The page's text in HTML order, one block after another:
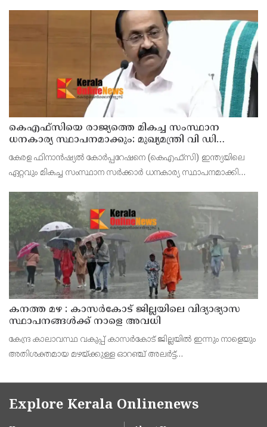
വെള്ളി) ജില്ലാ കളക്ടർ ചേതൻ കുമാർ മീ
കെഎഫ്‌സിയെ രാജ്യത്തെ മികച്ച സംസ്ഥാന
ധനകാര്യ സ്ഥാപനമാക്കും: മുഖ്യമന്ത്രി വി ഡി
സതീശൻ
കേരള ഫിനാൻഷ്യൽ കോർപ്പറേഷനെ (കെഎഫ്‌സി) ഇന്ത്യയിലെ
ഏറ്റവും മികച്ച സംസ്ഥാന സർക്കാർ ധനകാര്യ സ്ഥാപനമാക്കി
ആഭിമുഖ്യത്തിൽ വിപുലീകരിച്ച 'മുഖ്യമന്ത്ര
കനത്ത മഴ : കാസർകോട് ജില്ലയിലെ വിദ്യാഭ്യാസ
സ്ഥാപനങ്ങൾക്ക് നാളെ അവധി
കേന്ദ്ര കാലാവസ്ഥ വകുപ്പ് കാസർകോട് ജില്ലയിൽ ഇന്നും നാളെയും
അതിശക്തമായ മഴയ്ക്കുള്ള ഓറഞ്ച് അലർട്ട്
പ്രൊഫഷണൽ കോളേജുകൾ ഉൾപ്പെടെയുള്ള എല്ലാ വിദ്യാഭ്യാ
Explore Kerala Onlinenews